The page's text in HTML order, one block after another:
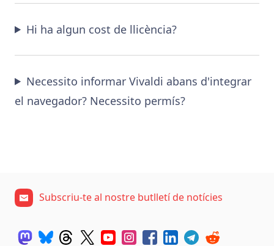
Hi ha algun cost de llicència?
Necessito informar Vivaldi abans d'integrar
el navegador? Necessito permís?
Subscriu-te al nostre butlletí de notícies